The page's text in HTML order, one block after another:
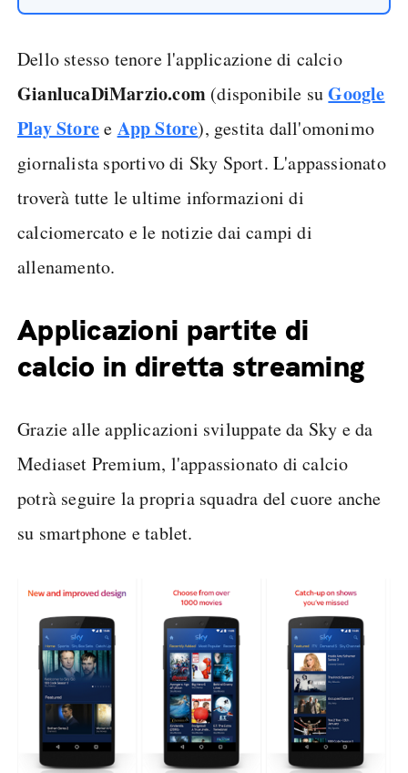
Dello stesso tenore l'applicazione di calcio
GianlucaDiMarzio.com (disponibile suGoogle
Play Storee App Store), gestita dall'omonimo
giornalista sportivo di Sky Sport. L'appassionato
troverà tutte le ultime informazioni di
calciomercato e le notizie dai campi di
allenamento.
Applicazioni partite di
calcio in diretta streaming
Grazie alle applicazioni sviluppate da Sky e da
Mediaset Premium, l'appassionato di calcio
potrà seguire la propria squadra del cuore anche
su smartphone e tablet.